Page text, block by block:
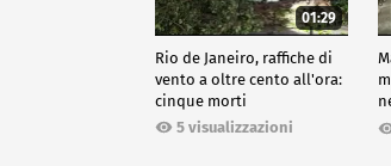
01:29
Rio de Janeiro, raffiche di
vento a oltre cento all'ora:
cinque morti
5 visualizzazioni